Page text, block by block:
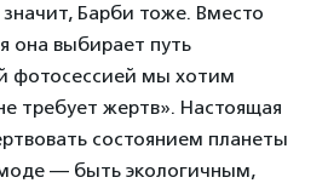
Барби тоже. Вместо
она выбирает путь
фотосессией мы хотим
требует жертв». Настоящая
состоянием планеты
— быть экологичным,